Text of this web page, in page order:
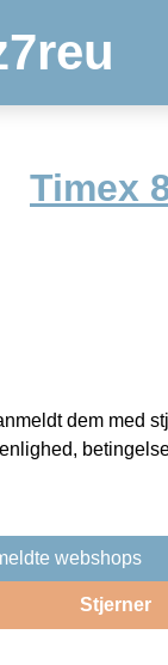
Timex
dem med
webshops
Stjerner